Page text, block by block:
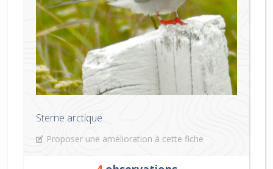
Sterne arctique
Proposer une amélioration à cette fiche